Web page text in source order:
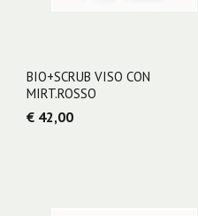
BIO+SCRUB VISO CON
MIRT.ROSSO
€ 42,00